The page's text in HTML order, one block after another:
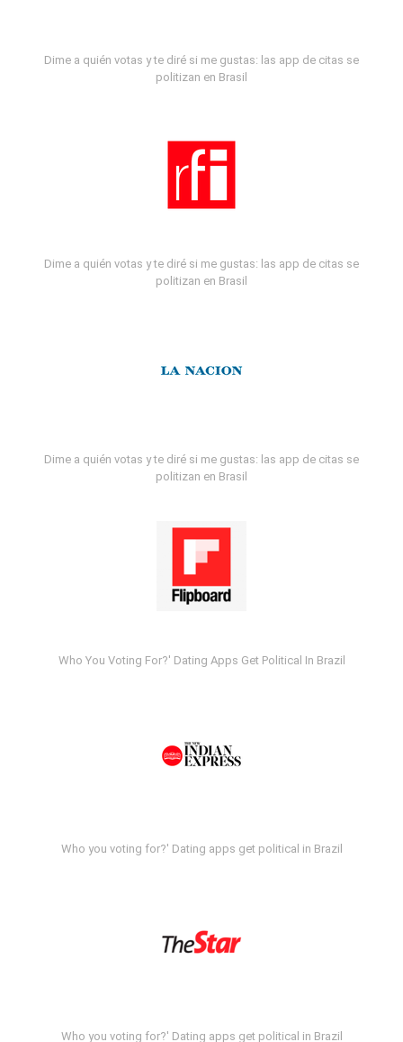
Dime a quién votas y te diré si me gustas: las app de citas se
politizan en Brasil
Dime a quién votas y te diré si me gustas: las app de citas se
politizan en Brasil
Dime a quién votas y te diré si me gustas: las app de citas se
politizan en Brasil
Who You Voting For?' Dating Apps Get Political In Brazil
Who you voting for?' Dating apps get political in Brazil
Who you voting for?' Dating apps get political in Brazil